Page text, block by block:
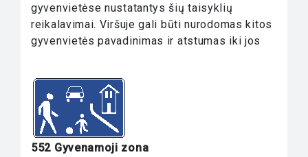
gyvenvietėse nustatantys šių taisyklių
reikalavimai. Viršuje gali būti nurodomas kitos
gyvenvietės pavadinimas ir atstumas iki jos
552 Gyvenamoji zona